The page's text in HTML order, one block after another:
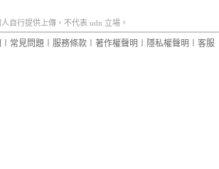
自行提供上傳，不代表 udn 立場。
常見問題 服務條款 著作權聲明 隱私權聲明 客服